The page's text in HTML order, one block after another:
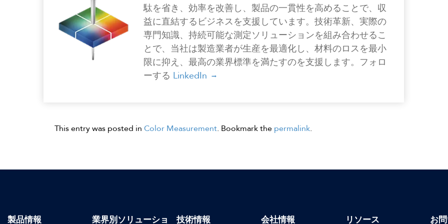
駄を省き、効率を改善し、製品の一貫性を高めることで、収
益に直結するビジネスを支援しています。技術革新、実際の
専門知識、持続可能な測定ソリューションを組み合わせるこ
とで、当社は製造業者が生産を最適化し、材料のロスを最小
限に抑え、最高の業界標準を満たすのを支援します。フォロ
ーする LinkedIn
This entry was posted in Color Measurement. Bookmark the permalink.
製品情報 業界別ソリューショ 技術情報 会社情報 リソース お